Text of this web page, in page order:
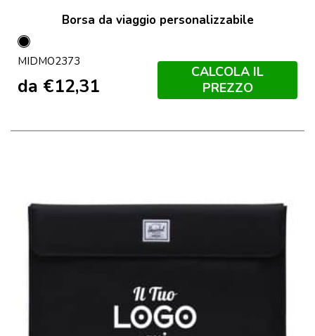
Borsa da viaggio personalizzabile
Nero
MIDMO2373
da €12,31
CALCOLA IL
PREZZO